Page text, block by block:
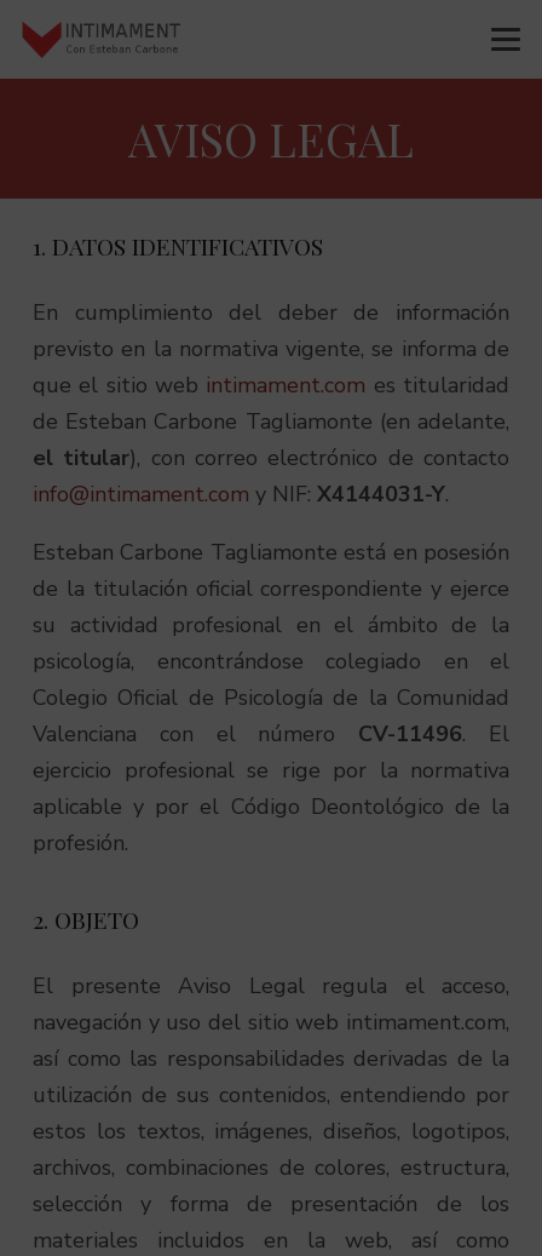
AVISO LEGAL
1. DATOS IDENTIFICATIVOS
En cumplimiento del deber de información
previsto en la normativa vigente, se informa de
que el sitio web intimament.com es titularidad
de Esteban Carbone Tagliamonte (en adelante,
el titular), con correo electrónico de contacto
info@intimament.com y NIF: X4144031-Y.
Esteban Carbone Tagliamonte está en posesión
de la titulación oficial correspondiente y ejerce
su actividad profesional en el ámbito de la
psicología, encontrándose colegiado en el
Colegio Oficial de Psicología de la Comunidad
Valenciana con el número CV-11496. El
ejercicio profesional se rige por la normativa
aplicable y por el Código Deontológico de la
profesión.
2. OBJETO
El presente Aviso Legal regula el acceso,
navegación y uso del sitio web intimament.com,
así como las responsabilidades derivadas de la
utilización de sus contenidos, entendiendo por
estos los textos, imágenes, diseños, logotipos,
archivos, combinaciones de colores, estructura,
selección y forma de presentación de los
materiales incluidos en la web, así como